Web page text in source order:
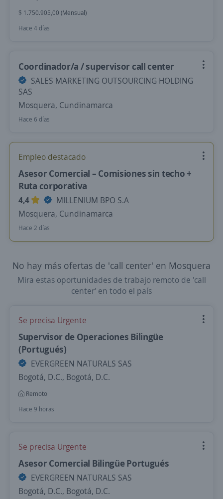
$ 1.750.905,00 (Mensual)
Hace 4 días
Coordinador/a / supervisor call center
SALES MARKETING OUTSOURCING HOLDING
SAS
Mosquera, Cundinamarca
Hace 6 días
Empleo destacado
Asesor Comercial – Comisiones sin techo +
Ruta corporativa
4,4
MILLENIUM BPO S.A
Mosquera, Cundinamarca
Hace 2 días
No hay más ofertas de 'call center' en Mosquera
Mira estas oportunidades de trabajo remoto de 'call
center' en todo el país
Se precisa Urgente
Supervisor de Operaciones Bilingüe
(Portugués)
EVERGREEN NATURALS SAS
Bogotá, D.C., Bogotá, D.C.
Remoto
Hace 9 horas
Se precisa Urgente
Asesor Comercial Bilingüe Portugués
EVERGREEN NATURALS SAS
Bogotá, D.C., Bogotá, D.C.